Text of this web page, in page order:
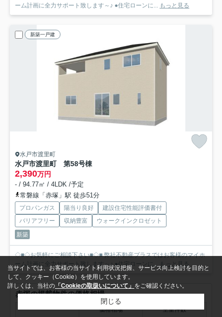
ーム計画に全力サポート致します～♪ ●住宅ローンに...
もっと見る
新築一戸建
水戸市渡里町
水戸市渡里町 第58号棟
2,390万円
- / 94.77㎡ / 4LDK /予定
常磐線「赤塚」駅 徒歩51分
プロパンガス 陽当り良好
建設住宅性能評価書付
バリアフリー
収納豊富
ウォークインクロゼット
新築
◇■◇お気軽にご相談下さい■◇■ 弊社不動産プラスではお客様のマイホ
ーム計画に全力サポート致します～♪ ●住宅ローンに... もっと見る
赤塚の掲載物件の価格相場
価格相場 空室件数
当サイトでは、お客様の当サイト利用状況把握、サービス向上検討を目的と
して、クッキー（Cookie）を使用しています。
詳しくは、当社の 「Cookieの取扱いについて」 をご確認ください。
閉じる